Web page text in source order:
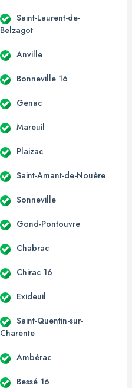
Saint-Laurent-de-
Belzagot
Anville
Bonneville 16
Genac
Mareuil
Plaizac
Saint-Amant-de-Nouère
Sonneville
Gond-Pontouvre
Chabrac
Chirac 16
Exideuil
Saint-Quentin-sur-
Charente
Ambérac
Bessé 16